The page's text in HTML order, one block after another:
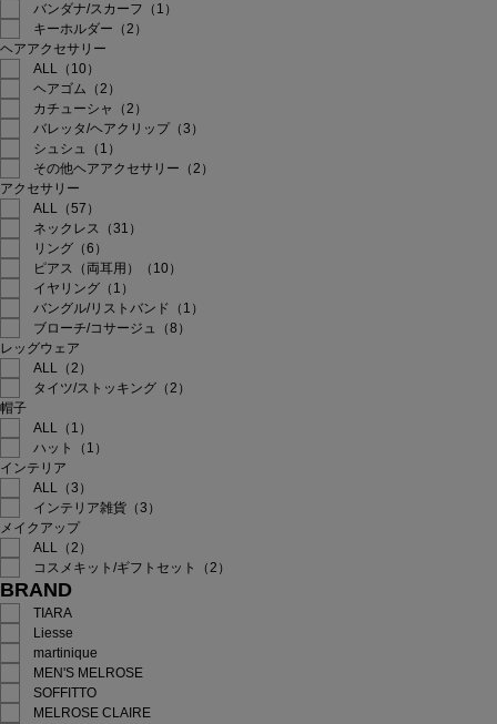
バンダナ/スカーフ（1）
キーホルダー（2）
ヘアアクセサリー
ALL（10）
ヘアゴム（2）
カチューシャ（2）
バレッタ/ヘアクリップ（3）
シュシュ（1）
その他ヘアアクセサリー（2）
アクセサリー
ALL（57）
ネックレス（31）
リング（6）
ピアス（両耳用）（10）
イヤリング（1）
バングル/リストバンド（1）
ブローチ/コサージュ（8）
レッグウェア
ALL（2）
タイツ/ストッキング（2）
帽子
ALL（1）
ハット（1）
インテリア
ALL（3）
インテリア雑貨（3）
メイクアップ
ALL（2）
コスメキット/ギフトセット（2）
BRAND
TIARA
Liesse
martinique
MEN'S MELROSE
SOFFITTO
MELROSE CLAIRE